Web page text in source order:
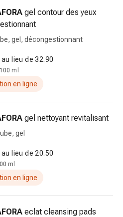
gel contour des yeux
gel, décongestionnant
au lieu de 32.90
ml
en ligne
gel nettoyant revitalisant
gel
au lieu de 20.50
ml
en ligne
eclat cleansing pads